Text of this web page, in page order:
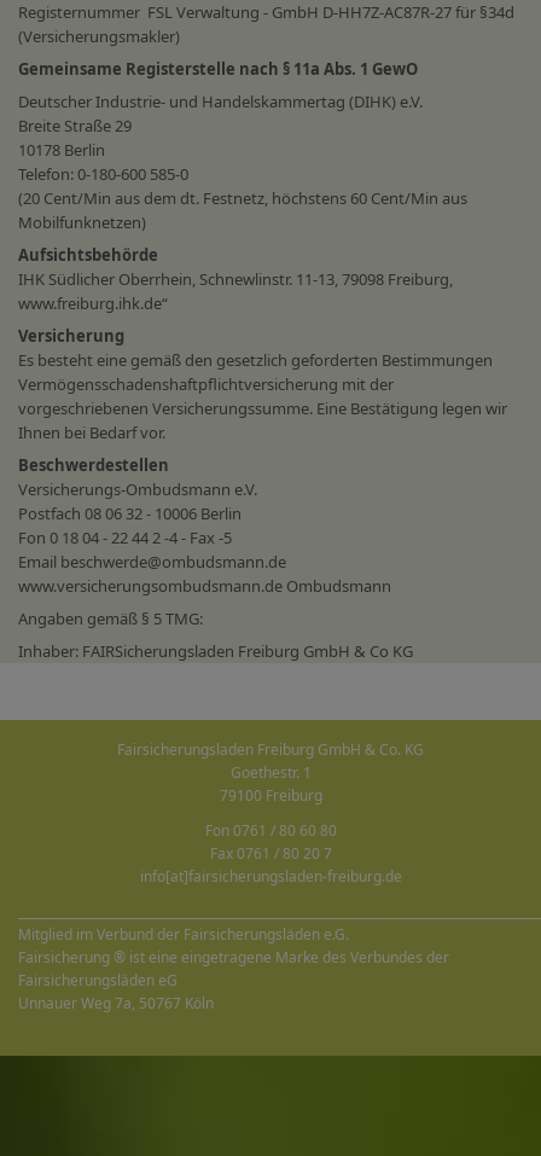
Registernummer FSL Verwaltung - GmbH D-HH7Z-AC87R-27für §34d
(Versicherungsmakler)
Gemeinsame Registerstelle nach § 11a Abs. 1 GewO
Deutscher Industrie- und Handelskammertag (DIHK) e.V.
Breite Straße 29
10178 Berlin
Telefon: 0-180-600 585-0
(20 Cent/Min aus dem dt. Festnetz, höchstens 60 Cent/Min aus
Mobilfunknetzen)
Aufsichtsbehörde
IHK Südlicher Oberrhein, Schnewlinstr. 11-13, 79098 Freiburg,
www.freiburg.ihk.de“
Versicherung
Es besteht eine gemäß den gesetzlich geforderten Bestimmungen
Vermögensschadenshaftpflichtversicherung mit der
vorgeschriebenen Versicherungssumme. Eine Bestätigung legen wir
Ihnen bei Bedarf vor.
Beschwerdestellen
Versicherungs-Ombudsmann e.V.
Postfach 08 06 32 - 10006 Berlin
Fon 0 18 04 - 22 44 2 -4 - Fax -5
Email beschwerde@ombudsmann.de
www.versicherungsombudsmann.de Ombudsmann
Angaben gemäß § 5 TMG:
Inhaber: FAIRSicherungsladen Freiburg GmbH & Co KG
Fairsicherungsladen Freiburg GmbH & Co. KG
Goethestr. 1
79100 Freiburg
Fon 0761 / 80 60 80
Fax 0761 / 80 20 7
info[at]fairsicherungsladen-freiburg.de
Mitglied im Verbund der Fairsicherungsläden e.G.
Fairsicherung ® ist eine eingetragene Marke des Verbundes der
Fairsicherungsläden eG
Unnauer Weg 7a, 50767 Köln